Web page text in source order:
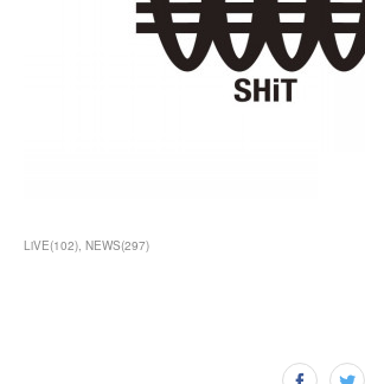
LiVE(102) NEWS(297)